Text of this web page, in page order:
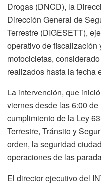
Drogas (DNCD), la
Dirección General de
Terrestre (DIGESETT),
operativo de fiscalización
motocicletas,
realizados hasta la fecha
La intervención, que
viernes desde las 6:00
cumplimiento de la Ley
Terrestre, Tránsito y
orden, la seguridad
operaciones de las
El director ejecutivo del